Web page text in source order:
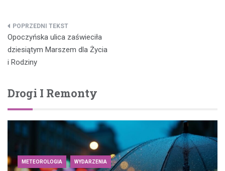
Nawigacja
wpisu
Opoczyńska ulica zaświeciła
dziesiątym Marszem dla Życia
i Rodziny
Drogi I Remonty
METEOROLOGIA WYDARZENIA